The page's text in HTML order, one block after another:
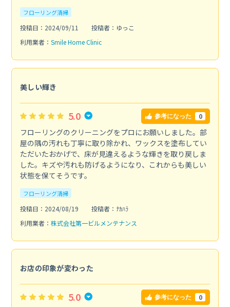
フローリング清掃
投稿日：2024/09/11
投稿者：ゆっこ
利用業者： Smile Home Clinic
美しい輝き
5.0 参考になった 0
フローリングのクリーニングをプロにお願いしました。部
屋の隅の汚れも丁寧に取り除かれ、ワックスを塗布してい
ただいたおかげで、床が見違えるような輝きを取り戻しま
した。キズや汚れも防げるようになり、これからも美しい
状態を保てそうです。
フローリング清掃
投稿日：2024/08/19
投稿者：ﾅｶﾊﾗ
利用業者： 株式会社第一ビルメンテナンス
お店の印象が変わった
5.0 参考になった 0